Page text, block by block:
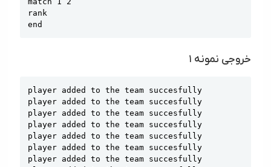
rank
end
خروجی نمونه ۱
player added to the team succesfully
player added to the team succesfully
player added to the team succesfully
player added to the team succesfully
player added to the team succesfully
player added to the team succesfully
player added to the team succesfully
Copy